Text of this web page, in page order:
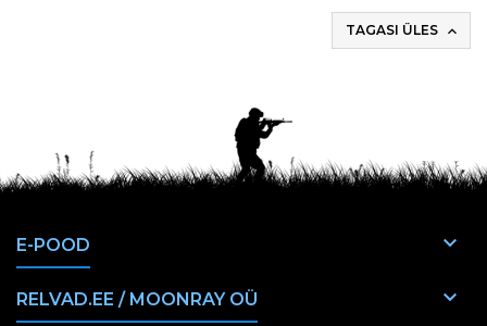
TAGASI ÜLES 
E-POOD 
RELVAD.EE / MOONRAY OÜ 